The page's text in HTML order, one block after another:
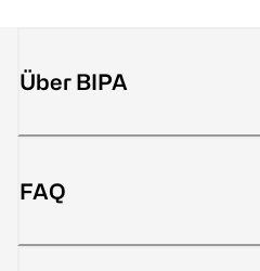
Über BIPA
FAQ